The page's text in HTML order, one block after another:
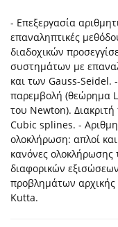
- Επεξεργασία
επαναληπτικές
διαδοχικών
συστημάτων με
και των Gauss-Seidel.
παρεμβολή (θεώρημα
του Newton).
Cubic splines. -
ολοκλήρωση: απλοί
κανόνες
διαφορικών
προβλημάτων αρχικής
Kutta.